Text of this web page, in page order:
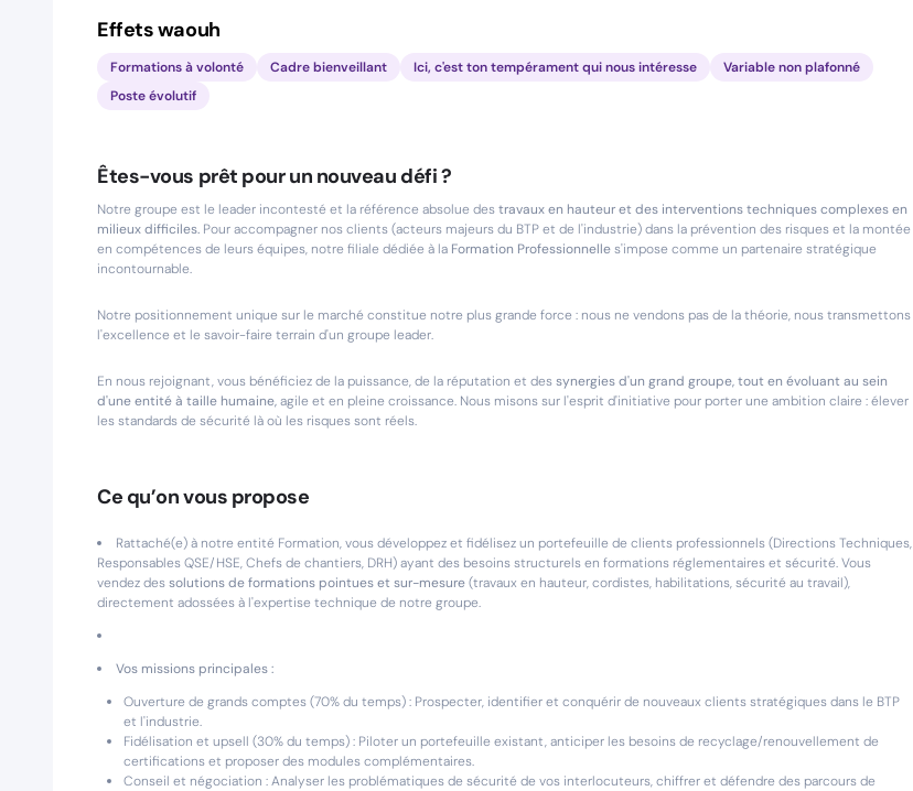
Effets waouh
Formations à volonté Cadre bienveillant Ici, c'est ton tempérament qui nous intéresse
Variable non plafonné
Poste évolutif
Êtes-vous prêt pour un nouveau défi ?
Notre groupe est le leader incontesté et la référence absolue destravaux en hauteur et des interventions techniques complexes en
milieux difficiles. Pour accompagner nos clients (acteurs majeurs du BTP et de l'industrie) dans la prévention des risques et la montée
en compétences de leurs équipes, notre filiale dédiée à la Formation Professionnelles'impose comme un partenaire stratégique
incontournable.
Notre positionnement unique sur le marché constitue notre plus grande force : nous ne vendons pas de la théorie, nous transmettons
l'excellence et le savoir-faire terrain d'un groupe leader.
En nous rejoignant, vous bénéficiez de la puissance, de la réputation et dessynergies d'un grand groupe, tout en évoluant au sein
d'une entité à taille humaine,agile et en pleine croissance. Nous misons sur l'esprit d'initiative pour porter une ambition claire : élever
les standards de sécurité là où les risques sont réels.
Ce qu’on vous propose
Rattaché(e) à notre entité Formation, vous développez et fidélisez un portefeuille de clients professionnels (Directions Techniques,
Responsables QSE/HSE, Chefs de chantiers, DRH) ayant des besoins structurels en formations réglementaires et sécurité. Vous
vendez dessolutions de formations pointues et sur-mesure(travaux en hauteur, cordistes, habilitations, sécurité au travail),
directement adossées à l'expertise technique de notre groupe.
Vos missions principales :
Ouverture de grands comptes (70% du temps) : Prospecter, identifier et conquérir de nouveaux clients stratégiques dans le BTP
et l'industrie.
Fidélisation et upsell (30% du temps) : Piloter un portefeuille existant, anticiper les besoins de recyclage/renouvellement de
certifications et proposer des modules complémentaires.
Conseil et négociation : Analyser les problématiques de sécurité de vos interlocuteurs, chiffrer et défendre des parcours de